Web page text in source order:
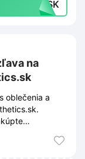
5QSK
na
oblečenia a